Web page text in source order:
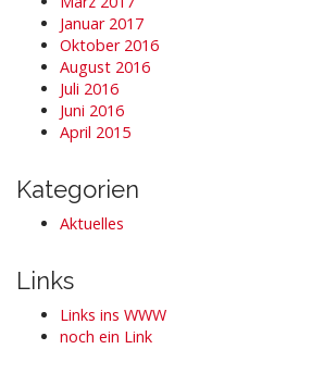
Januar 2017
Oktober 2016
August 2016
Juli 2016
Juni 2016
April 2015
Kategorien
Aktuelles
Links
Links ins WWW
noch ein Link